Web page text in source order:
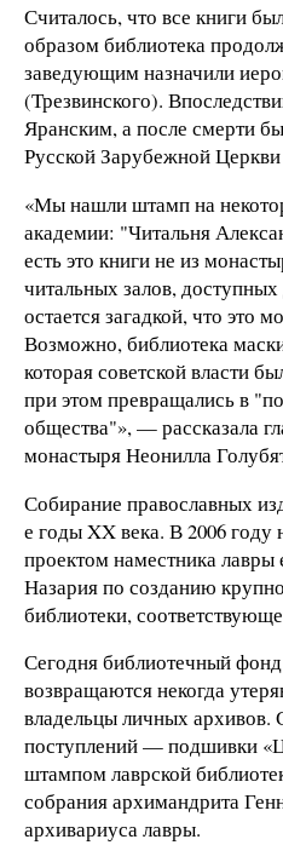
Считалось, что все книги
образом библиотека
заведующим назначили
(Трезвинского).
Яранским, а после смерти
Русской Зарубежной
«Мы нашли штамп на
академии: "Читальня
есть это книги не из
читальных залов,
остается загадкой, что это
Возможно, библиотека
которая советской власти
при этом превращались в
общества"», — рассказала
монастыря Неонилла
Собирание православных
е годы XX века. В 2006 году
проектом наместника
Назария по созданию
библиотеки,
Сегодня библиотечный
возвращаются некогда
владельцы личных архивов.
поступлений — подшивки
штампом лаврской
собрания архимандрита
архивариуса лавры.